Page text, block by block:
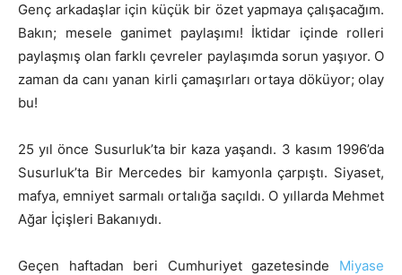
Genç arkadaşlar için küçük bir özet yapmaya çalışacağım.
Bakın; mesele ganimet paylaşımı! İktidar içinde rolleri
paylaşmış olan farklı çevreler paylaşımda sorun yaşıyor. O
zaman da canı yanan kirli çamaşırları ortaya döküyor; olay
bu!
25 yıl önce Susurluk’ta bir kaza yaşandı. 3 kasım 1996’da
Susurluk’ta Bir Mercedes bir kamyonla çarpıştı. Siyaset,
mafya, emniyet sarmalı ortalığa saçıldı. O yıllarda Mehmet
Ağar İçişleri Bakanıydı.
Geçen haftadan beri Cumhuriyet gazetesinde Miyase